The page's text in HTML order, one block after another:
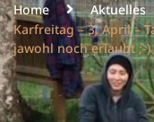
Home
Aktuelles
Karfreitag – 3. April –
jawohl noch erlaubt ;-)